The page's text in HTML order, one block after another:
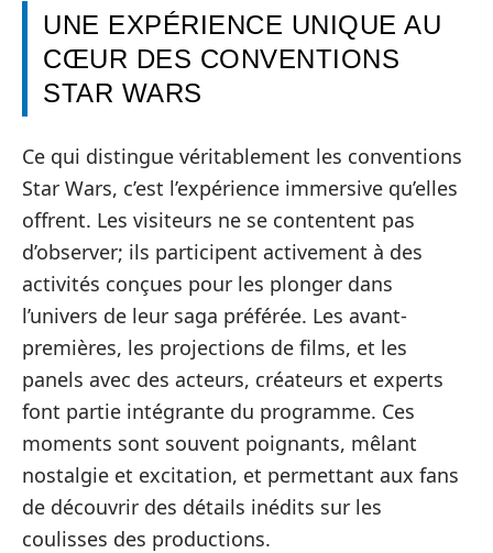
UNE EXPÉRIENCE UNIQUE AU
CŒUR DES CONVENTIONS
STAR WARS
Ce qui distingue véritablement les conventions
Star Wars, c’est l’expérience immersive qu’elles
offrent. Les visiteurs ne se contentent pas
d’observer; ils participent activement à des
activités conçues pour les plonger dans
l’univers de leur saga préférée. Les avant-
premières, les projections de films, et les
panels avec des acteurs, créateurs et experts
font partie intégrante du programme. Ces
moments sont souvent poignants, mêlant
nostalgie et excitation, et permettant aux fans
de découvrir des détails inédits sur les
coulisses des productions.